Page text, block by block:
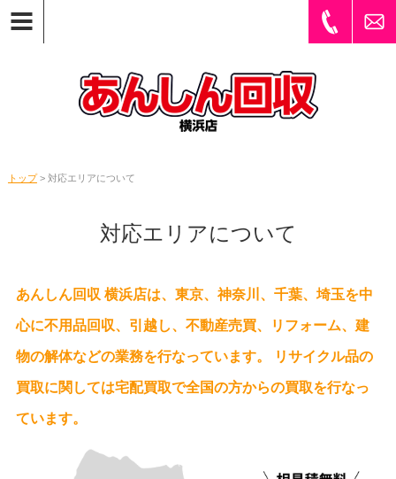
トップ> 対応エリアについて
対応エリアについて
あんしん回収 横浜店は、東京、神奈川、千葉、埼玉を中
心に不用品回収、引越し、不動産売買、リフォーム、建
物の解体などの業務を行なっています。 リサイクル品の
買取に関しては宅配買取で全国の方からの買取を行なっ
ています。